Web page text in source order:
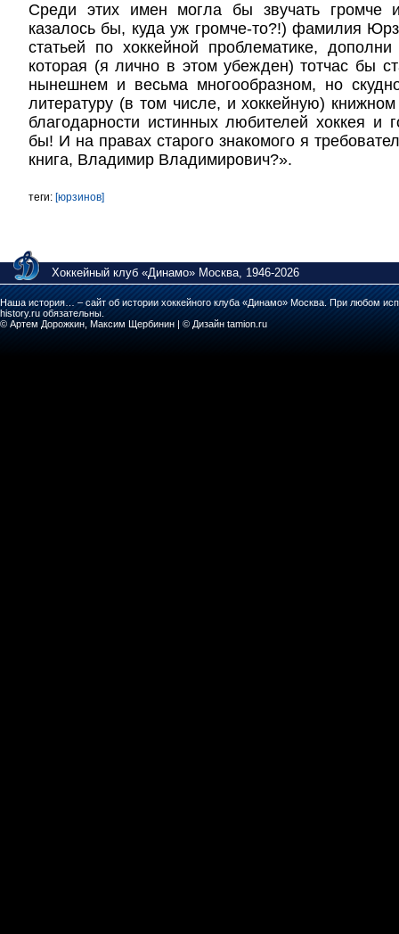
Среди этих имен могла бы звучать громче
казалось бы, куда уж громче-то?!) фамилия
статьей по хоккейной проблематике,
которая (я лично в этом убежден) тотчас бы
нынешнем и весьма многообразном, но
литературу (в том числе, и хоккейную)
благодарности истинных любителей хоккея и
бы! И на правах старого знакомого я
книга, Владимир Владимирович?».
теги: [юрзинов]
Хоккейный клуб «Динамо» Москва, 1946-2026
Наша история… – сайт об истории хоккейного клуба «Динамо» Москва. При любом
history.ru обязательны.
© Артем Дорожкин, Максим Щербинин | © Дизайн tamion.ru